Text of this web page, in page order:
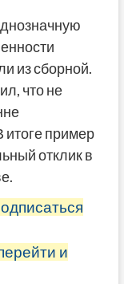
из сборной.
что не
пример
отклик в
и